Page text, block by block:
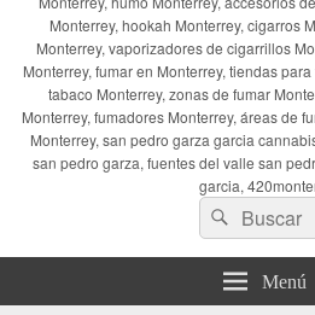
Monterrey, hookah Monterrey, cigarros
Monterrey, vaporizadores de cigarrillos
Monterrey, fumar en Monterrey, tiendas
tabaco Monterrey, zonas de fumar
Monterrey, fumadores Monterrey, áreas de
Monterrey, san pedro garza garcia
san pedro garza, fuentes del valle san
garcia,
Buscar
por:
Buscar
Menú